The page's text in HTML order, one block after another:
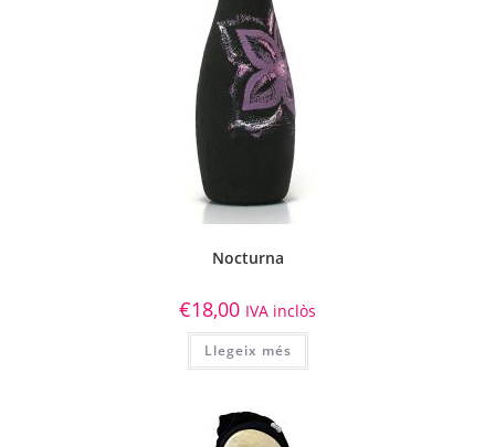
Nocturna
€18,00 IVA inclòs
Llegeix més